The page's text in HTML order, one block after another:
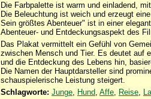
Die Farbpalette ist warm und einladend,
Die Beleuchtung ist weich und erzeugt
Sein größtes Abenteuer" ist in einer
Abenteuer- und Entdeckungsaspekt des
Das Plakat vermittelt ein Gefühl von
zwischen Mensch und Tier. Es deutet auf
und die Entdeckung des Lebens hin,
Die Namen der Hauptdarsteller sind
schauspielerische Leistung steigert.
Schlagworte: Junge, Hund, Affe, Reise,